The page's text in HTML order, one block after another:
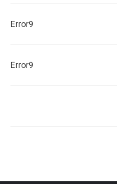
Error9
Error9